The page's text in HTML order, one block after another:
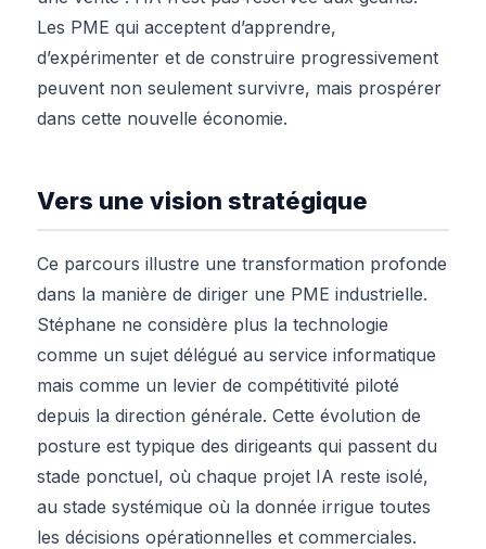
Les PME qui acceptent d’apprendre,
d’expérimenter et de construire progressivement
peuvent non seulement survivre, mais prospérer
dans cette nouvelle économie.
Vers une vision stratégique
Ce parcours illustre une transformation profonde
dans la manière de diriger une PME industrielle.
Stéphane ne considère plus la technologie
comme un sujet délégué au service informatique
mais comme un levier de compétitivité piloté
depuis la direction générale. Cette évolution de
posture est typique des dirigeants qui passent du
stade ponctuel, où chaque projet IA reste isolé,
au stade systémique où la donnée irrigue toutes
les décisions opérationnelles et commerciales.